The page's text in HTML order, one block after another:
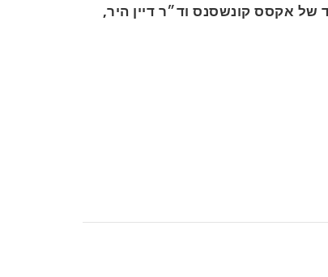
של אקסס קונשסנס וד״ר דיין היר,